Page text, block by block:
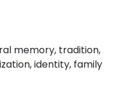
memory, tradition,
identity, family